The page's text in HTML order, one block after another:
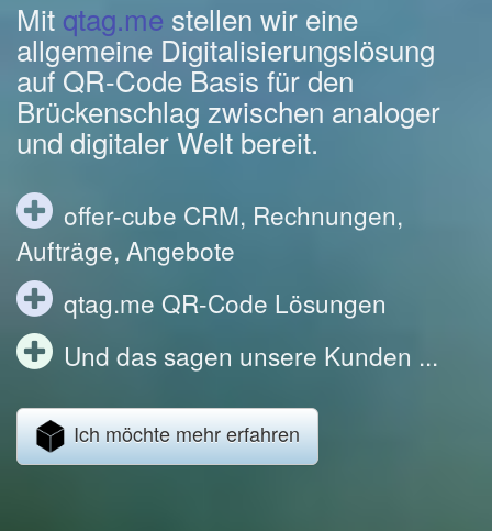
Mit qtag.me stellen wir eine
allgemeine Digitalisierungslösung
auf QR-Code Basis für den
Brückenschlag zwischen analoger
und digitaler Welt bereit.
offer-cube CRM, Rechnungen,
Aufträge, Angebote
qtag.me QR-Code Lösungen
Und das sagen unsere Kunden ...
Ich möchte mehr erfahren